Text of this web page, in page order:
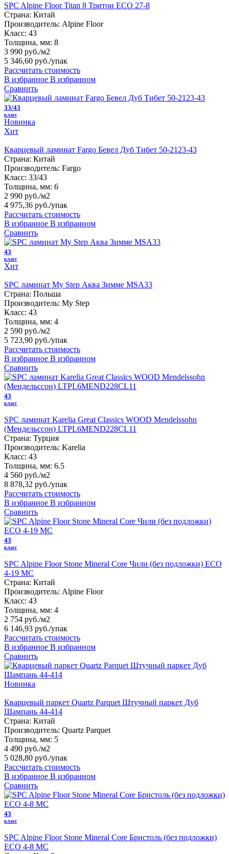
SPC Alpine Floor Titan 8 Тритон ЕСО 27-8
Страна: Китай
Производитель: Alpine Floor
Класс: 43
Толщина, мм: 8
3 990 руб./м2
5 346,60 руб./упак
Рассчитать стоимость
В избранное В избранном
Сравнить
33/43
класс
Новинка
Хит
Кварцевый ламинат Fargo Бевел Дуб Тибет 50-2123-43
Страна: Китай
Производитель: Fargo
Класс: 33/43
Толщина, мм: 6
2 990 руб./м2
4 975,36 руб./упак
Рассчитать стоимость
В избранное В избранном
Сравнить
43
класс
Хит
SPC ламинат My Step Аква Зимме MSA33
Страна: Польша
Производитель: My Step
Класс: 43
Толщина, мм: 4
2 590 руб./м2
5 723,90 руб./упак
Рассчитать стоимость
В избранное В избранном
Сравнить
43
класс
SPC ламинат Karelia Great Classics WOOD Mendelssohn
(Мендельссон) LTPL6MEND228CL11
Страна: Турция
Производитель: Karelia
Класс: 43
Толщина, мм: 6.5
4 560 руб./м2
8 878,32 руб./упак
Рассчитать стоимость
В избранное В избранном
Сравнить
43
класс
SPC Alpine Floor Stone Mineral Core Чили (без подложки) ЕСО
4-19 MC
Страна: Китай
Производитель: Alpine Floor
Класс: 43
Толщина, мм: 4
2 754 руб./м2
6 146,93 руб./упак
Рассчитать стоимость
В избранное В избранном
Сравнить
Новинка
Кварцевый паркет Quartz Parquet Штучный паркет Дуб
Шампань 44-414
Страна: Китай
Производитель: Quartz Parquet
Толщина, мм: 5
4 490 руб./м2
5 028,80 руб./упак
Рассчитать стоимость
В избранное В избранном
Сравнить
43
класс
SPC Alpine Floor Stone Mineral Core Бристоль (без подложки)
ECO 4-8 MC